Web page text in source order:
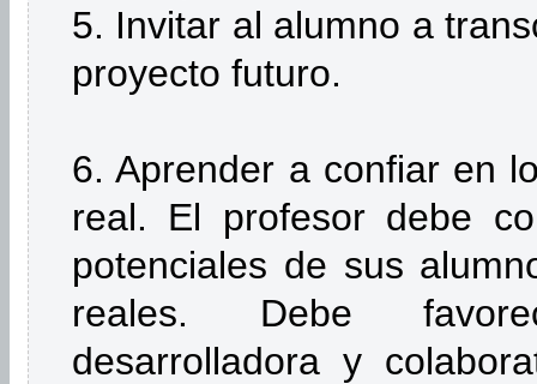
5. Invitar al alumno a
proyecto futuro.
6. Aprender a confiar en
real. El profesor debe
potenciales de sus
reales. Debe
desarrolladora y